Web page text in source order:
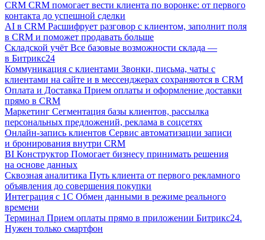
CRM CRM помогает вести клиента по воронке: от первого
контакта до успешной сделки
AI в CRM Расшифрует разговор с клиентом, заполнит поля
в CRM и поможет продавать больше
Складской учёт Все базовые возможности склада —
в Битрикс24
Коммуникация с клиентами Звонки, письма, чаты с
клиентами на сайте и в мессенджерах сохраняются в CRM
Оплата и Доставка Прием оплаты и оформление доставки
прямо в CRM
Маркетинг Сегментация базы клиентов, рассылка
персональных предложений, реклама в соцсетях
Онлайн-запись клиентов Сервис автоматизации записи
и бронирования внутри CRM
BI Конструктор Помогает бизнесу принимать решения
на основе данных
Сквозная аналитика Путь клиента от первого рекламного
объявления до совершения покупки
Интеграция с 1С Обмен данными в режиме реального
времени
Терминал Прием оплаты прямо в приложении Битрикс24.
Нужен только смартфон